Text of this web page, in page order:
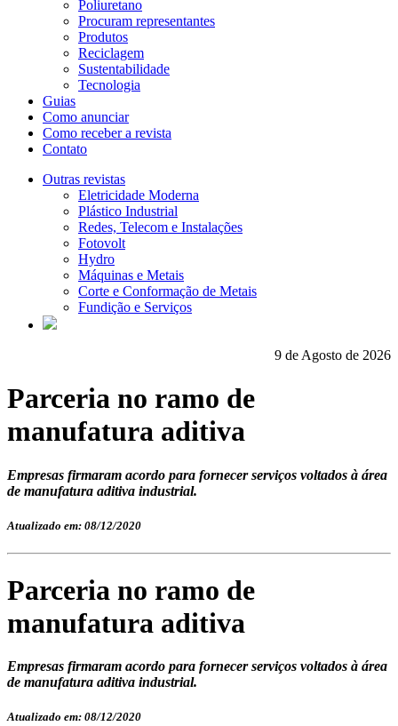
Poliuretano
Procuram representantes
Produtos
Reciclagem
Sustentabilidade
Tecnologia
Guias
Como anunciar
Como receber a revista
Contato
Outras revistas
Eletricidade Moderna
Plástico Industrial
Redes, Telecom e Instalações
Fotovolt
Hydro
Máquinas e Metais
Corte e Conformação de Metais
Fundição e Serviços
9 de Agosto de 2026
Parceria no ramo de
manufatura aditiva
Empresas firmaram acordo para fornecer serviços voltados à área
de manufatura aditiva industrial.
Atualizado em: 08/12/2020
Parceria no ramo de
manufatura aditiva
Empresas firmaram acordo para fornecer serviços voltados à área
de manufatura aditiva industrial.
Atualizado em: 08/12/2020